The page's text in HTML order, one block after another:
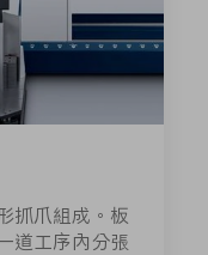
抓爪組成。板
道工序內分張